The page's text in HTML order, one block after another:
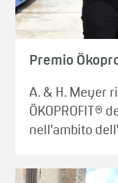
Premio
A. & H. Meyer
ÖKOPROFIT®
nell'ambito